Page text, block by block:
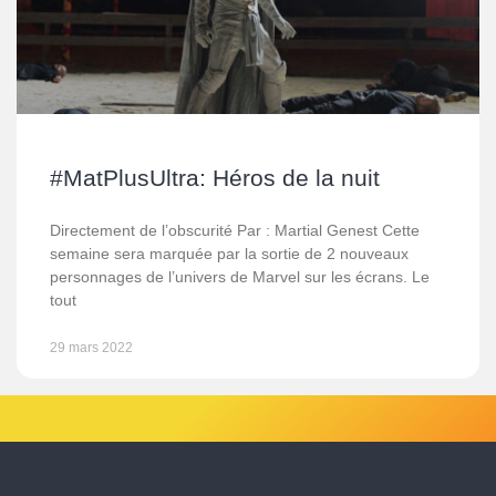
#MatPlusUltra: Héros de la nuit
Directement de l’obscurité Par : Martial Genest Cette
semaine sera marquée par la sortie de 2 nouveaux
personnages de l’univers de Marvel sur les écrans. Le
tout
29 mars 2022